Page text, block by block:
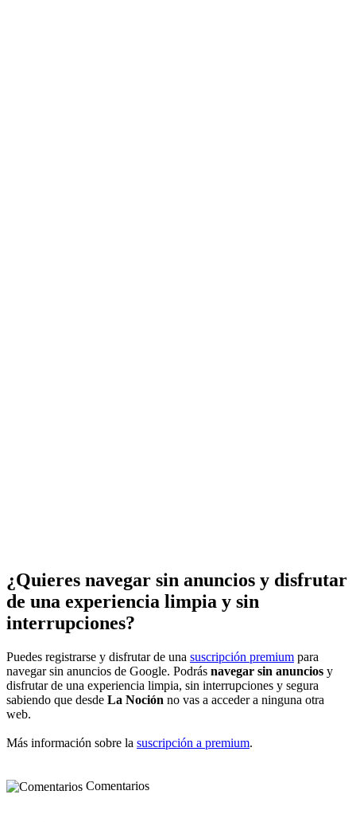
¿Quieres navegar sin anuncios y disfrutar
de una experiencia limpia y sin
interrupciones?
Puedes registrarse y disfrutar de una suscripción premium para
navegar sin anuncios de Google. Podrás navegar sin anuncios y
disfrutar de una experiencia limpia, sin interrupciones y segura
sabiendo que desde La Noción no vas a acceder a ninguna otra
web.
Más información sobre la suscripción a premium.
Comentarios